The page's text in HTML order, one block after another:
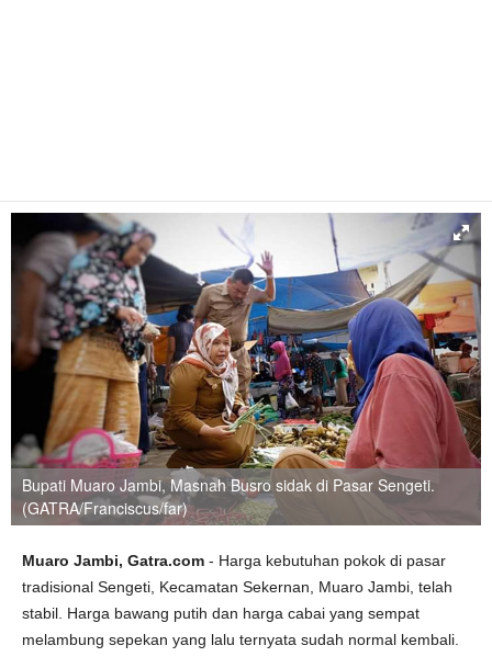
Bupati Muaro Jambi, Masnah Busro sidak di Pasar Sengeti.
(GATRA/Franciscus/far)
Muaro Jambi, Gatra.com - Harga kebutuhan pokok di pasar
tradisional Sengeti, Kecamatan Sekernan, Muaro Jambi, telah
stabil. Harga bawang putih dan harga cabai yang sempat
melambung sepekan yang lalu ternyata sudah normal kembali.